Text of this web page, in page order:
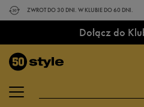
ZWROT DO 30 DNI. W KLUBIE DO 60 DNI.
Dołącz do